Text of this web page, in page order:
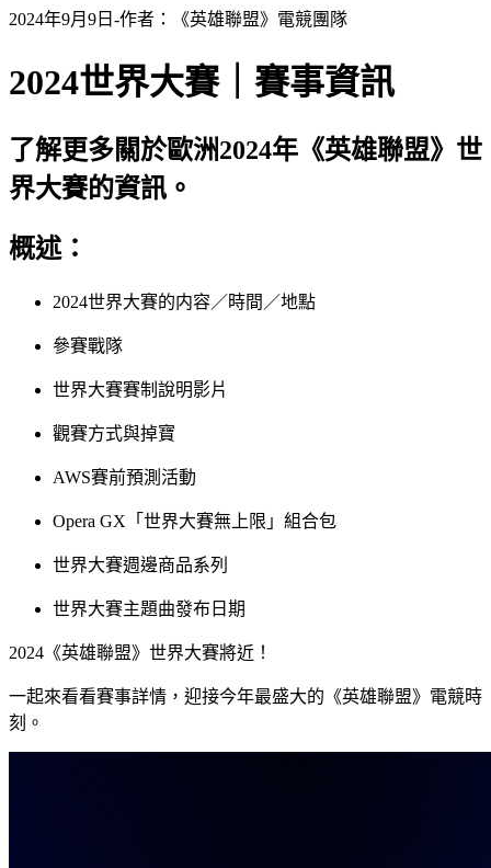
2024年9月9日 -作者：《英雄聯盟》電競團隊
2024世界大賽｜賽事資訊
了解更多關於歐洲2024年《英雄聯盟》世
界大賽的資訊。
概述：
2024世界大賽的内容／時間／地點
參賽戰隊
世界大賽賽制說明影片
觀賽方式與掉寶
AWS賽前預測活動
Opera GX「世界大賽無上限」組合包
世界大賽週邊商品系列
世界大賽主題曲發布日期
2024《英雄聯盟》世界大賽將近！
一起來看看賽事詳情，迎接今年最盛大的《英雄聯盟》電競時
刻。